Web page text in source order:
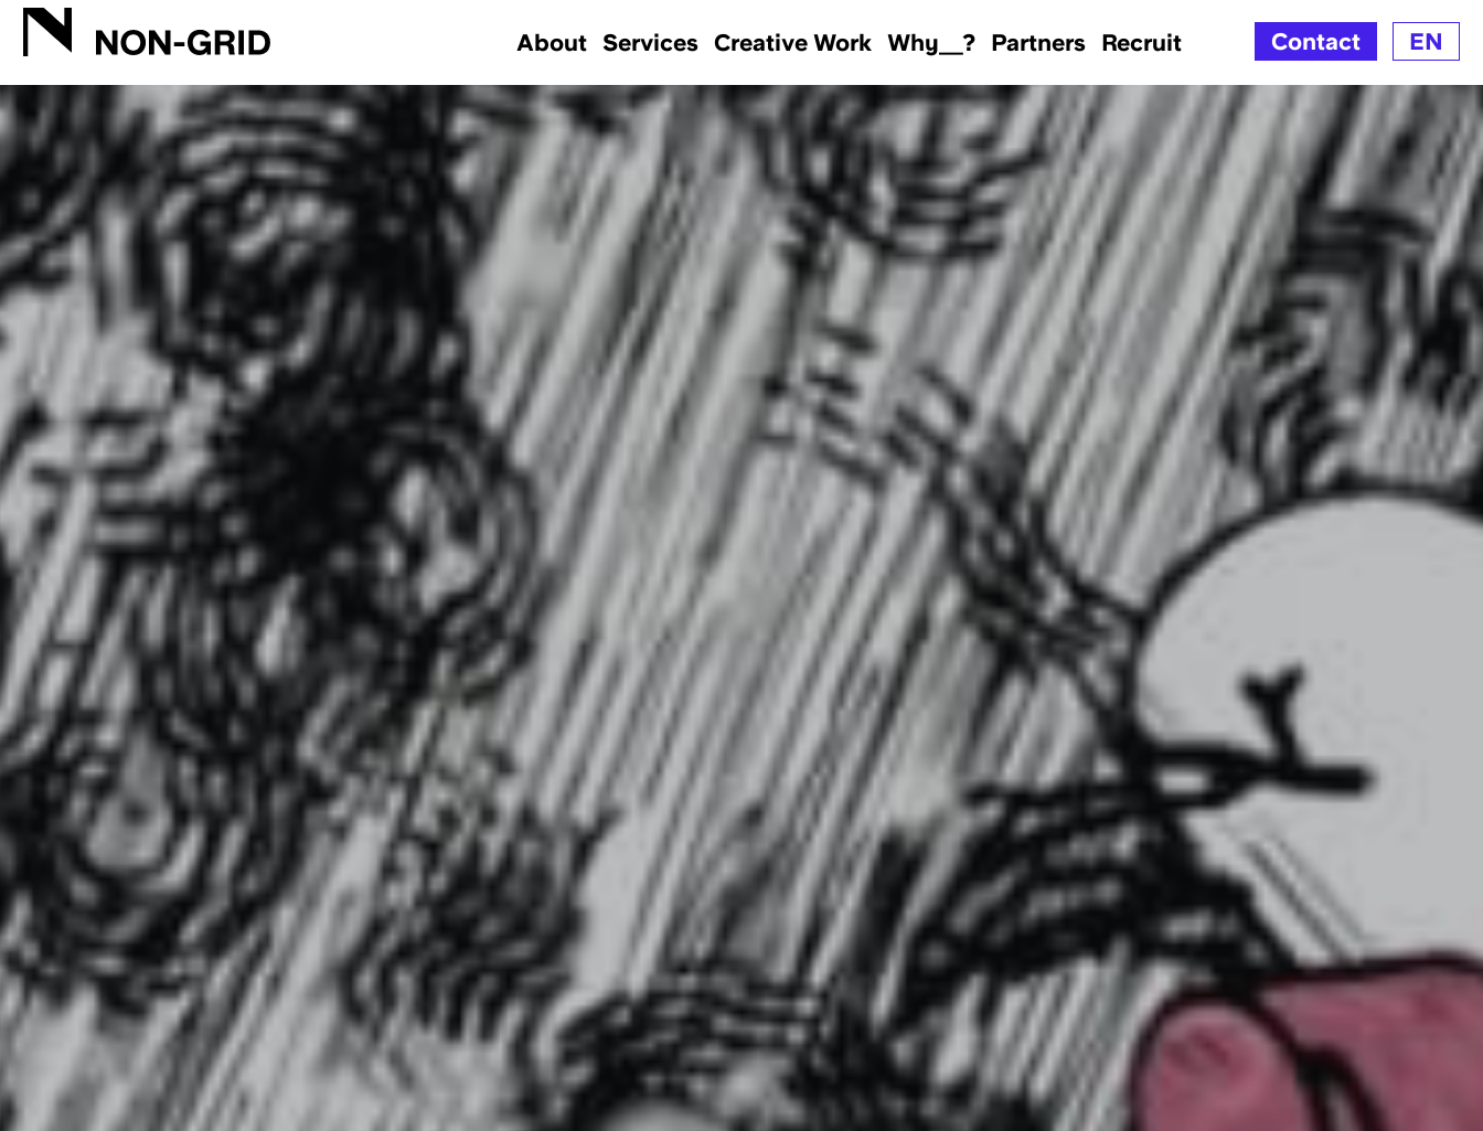
NIKE.COM Campaign | グラフィックデザイン 映像制作 | NON-GRID INC.
About Services Creative Work Why＿? Partners Recruit Contact EN